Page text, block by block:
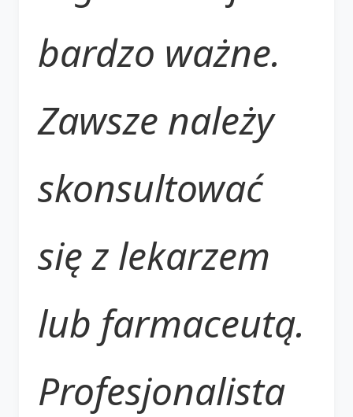
bardzo ważne.
Zawsze należy
skonsultować
się z lekarzem
lub farmaceutą.
Profesjonalista